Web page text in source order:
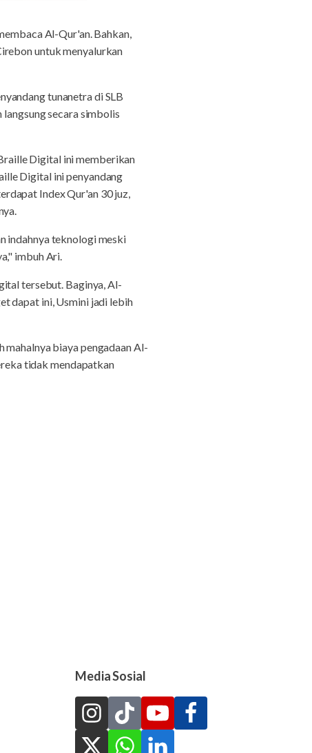
Al-Qur'an. Bahkan,
untuk menyalurkan
tunanetra di SLB
secara simbolis
Digital ini memberikan
Digital ini penyandang
Index Qur'an 30 juz,
indahnya teknologi meski
imbuh Ari.
tersebut. Baginya, Al-
dapat ini, Usmini jadi lebih
biaya pengadaan Al-
tidak mendapatkan
Media Sosial